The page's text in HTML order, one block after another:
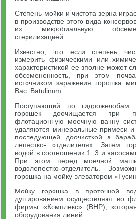
Степень мойки и чистота зерна
в производстве этого вида
их микробиальную
стерилизацией.
Известно, что если степень
измерить физическими или
характеристикой ее вполне может
обсемененность, при этом
источником заражения горошка
Вас. Batulinum.
Поступающий по
горошек доочищается при
флотационную моечную ванну
удаляются минеральные примеси и
последующей доочисткой в
лепестко- отделителях. Затем
водой в соотношении 1 :3 и
При этом перед моечной
водолепестко-отделитель.
горошка на мойку элеватором
Мойку горошка в проточной
душированием осуществляют во
фирмы «Комплекс» (ВНР),
оборудования линий.